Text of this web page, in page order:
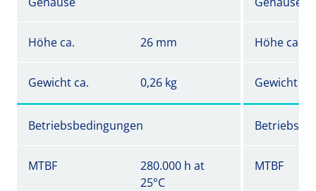
Höhe ca. 26 mm Höhe ca.
Gewicht ca. 0,26 kg Gewicht ca.
Betriebsbedingungen
MTBF
280.000 h at
25°C
MTBF